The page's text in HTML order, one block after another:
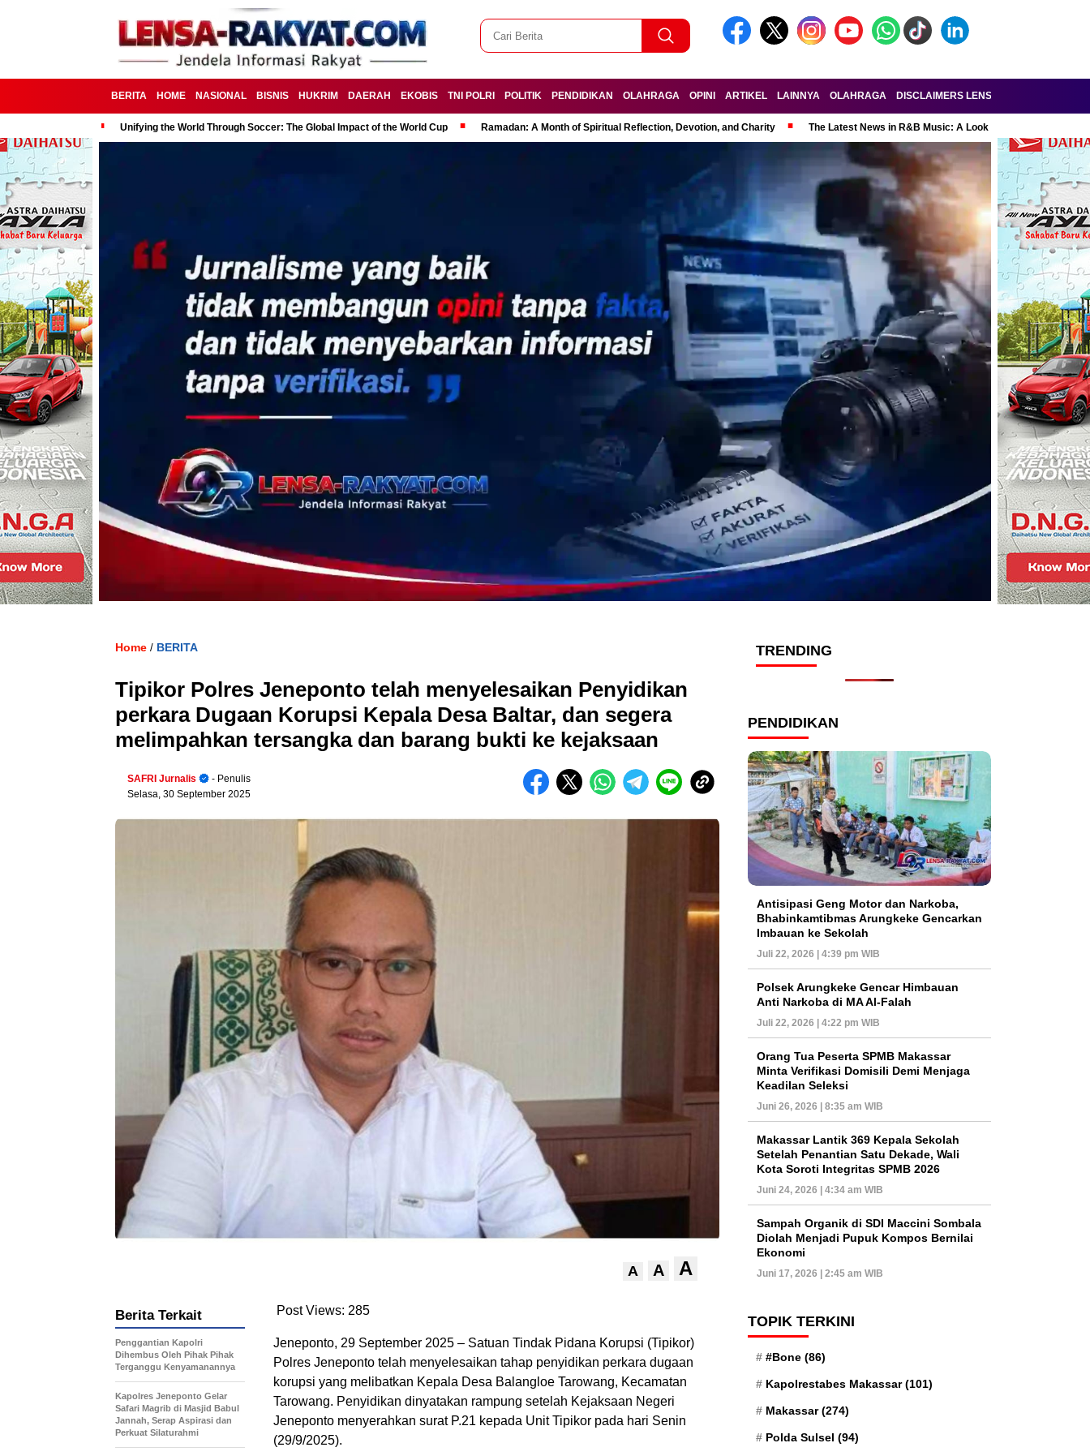
BERITA HOME NASIONAL BISNIS HUKRIM DAERAH EKOBIS TNI POLRI POLITIK PENDIDIKAN OLAHRAGA OPINI ARTIKEL LAINNYA OLAHRAGA DISCLAIMERS LENSA-RAKYAT.COM
Unifying the World Through Soccer: The Global Impact of the World Cup Ramadan: A Month of Spiritual Reflection, Devotion, and Charity The Latest News in R&B Music: A Look at Super Bowl
Home / BERITA
Tipikor Polres Jeneponto telah menyelesaikan Penyidikan
perkara Dugaan Korupsi Kepala Desa Baltar, dan segera
melimpahkan tersangka dan barang bukti ke kejaksaan
SAFRI Jurnalis
- Penulis
Selasa, 30 September 2025
A A A
Post Views: 285
Jeneponto, 29 September 2025 – Satuan Tindak Pidana Korupsi (Tipikor)
Polres Jeneponto telah menyelesaikan tahap penyidikan perkara dugaan
korupsi yang melibatkan Kepala Desa Balangloe Tarowang, Kecamatan
Tarowang. Penyidikan dinyatakan rampung setelah Kejaksaan Negeri
Jeneponto menyerahkan surat P.21 kepada Unit Tipikor pada hari Senin
(29/9/2025).
Berita Terkait
Penggantian Kapolri
Dihembus Oleh Pihak Pihak
Terganggu Kenyamanannya
Kapolres Jeneponto Gelar
Safari Magrib di Masjid Babul
Jannah, Serap Aspirasi dan
Perkuat Silaturahmi
TRENDING
PENDIDIKAN
Antisipasi Geng Motor dan Narkoba,
Bhabinkamtibmas Arungkeke Gencarkan
Imbauan ke Sekolah
Juli 22, 2026 | 4:39 pm WIB
Polsek Arungkeke Gencar Himbauan
Anti Narkoba di MA Al-Falah
Juli 22, 2026 | 4:22 pm WIB
Orang Tua Peserta SPMB Makassar
Minta Verifikasi Domisili Demi Menjaga
Keadilan Seleksi
Juni 26, 2026 | 8:35 am WIB
Makassar Lantik 369 Kepala Sekolah
Setelah Penantian Satu Dekade, Wali
Kota Soroti Integritas SPMB 2026
Juni 24, 2026 | 4:34 am WIB
Sampah Organik di SDI Maccini Sombala
Diolah Menjadi Pupuk Kompos Bernilai
Ekonomi
Juni 17, 2026 | 2:45 am WIB
TOPIK TERKINI
#Bone (86)
Kapolrestabes Makassar(101)
Makassar(274)
Polda Sulsel (94)